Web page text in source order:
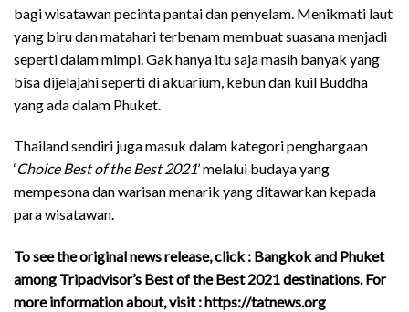
bagi wisatawan pecinta pantai dan penyelam. Menikmati laut
yang biru dan matahari terbenam membuat suasana menjadi
seperti dalam mimpi. Gak hanya itu saja masih banyak yang
bisa dijelajahi seperti di akuarium, kebun dan kuil Buddha
yang ada dalam Phuket.
Thailand sendiri juga masuk dalam kategori penghargaan
‘Choice Best of the Best 2021’ melalui budaya yang
mempesona dan warisan menarik yang ditawarkan kepada
para wisatawan.
To see the original news release, click : Bangkok and Phuket
among Tripadvisor’s Best of the Best 2021 destinations. For
more information about, visit :https://tatnews.org